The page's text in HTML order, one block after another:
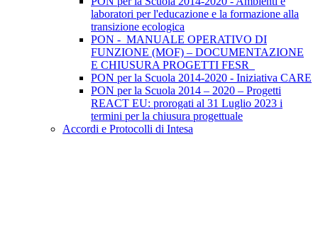
laboratori per l'educazione e la formazione alla
transizione ecologica
PON - MANUALE OPERATIVO DI
FUNZIONE (MOF) – DOCUMENTAZIONE
E CHIUSURA PROGETTI FESR
PON per la Scuola 2014-2020 - Iniziativa CARE
PON per la Scuola 2014 – 2020 – Progetti
REACT EU: prorogati al 31 Luglio 2023 i
termini per la chiusura progettuale
Accordi e Protocolli di Intesa